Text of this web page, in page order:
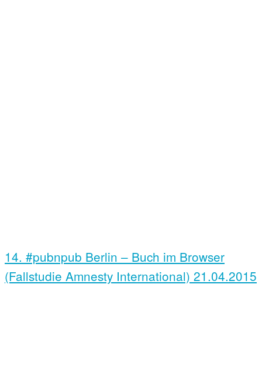
14. #pubnpub Berlin – Buch im Browser
(Fallstudie Amnesty International) 21.04.2015